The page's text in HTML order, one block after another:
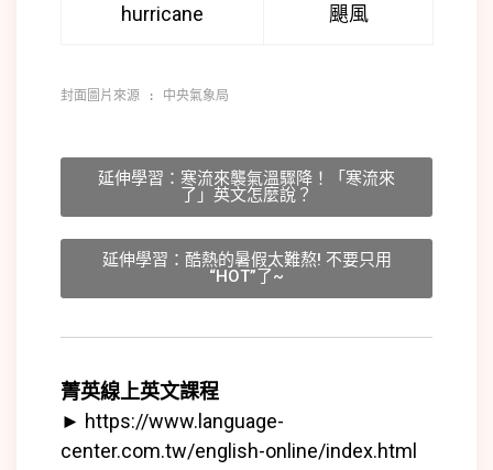
hurricane 颶風
封面圖片來源 : 中央氣象局
延伸學習：寒流來襲氣溫驟降！「寒流來
了」英文怎麼說？
延伸學習：酷熱的暑假太難熬! 不要只用
“HOT”了~
菁英線上英文課程
► https://www.language-
center.com.tw/english-online/index.html